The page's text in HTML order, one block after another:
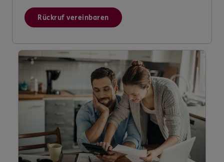
Rückruf vereinbaren